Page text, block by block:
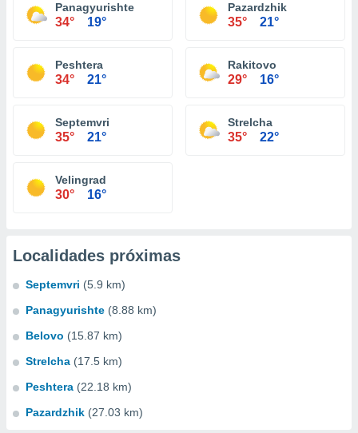
Panagyurishte
34° 19°
Pazardzhik
35° 21°
Peshtera
34° 21°
Rakitovo
29° 16°
Septemvri
35° 21°
Strelcha
35° 22°
Velingrad
30° 16°
Localidades próximas
Septemvri (5.9 km)
Panagyurishte (8.88 km)
Belovo (15.87 km)
Strelcha (17.5 km)
Peshtera (22.18 km)
Pazardzhik (27.03 km)